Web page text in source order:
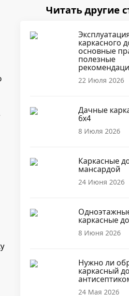
Читать другие
каркасного
основные
полезные
22 Июля 2026
Дачные
6х4
8 Июля 2026
Каркасные
мансардой
24 Июня 2026
каркасные
8 Июня 2026
Нужно ли
каркасный
24 Мая 2026